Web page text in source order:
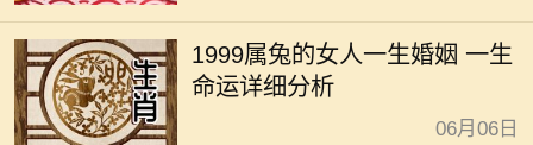
1999属兔的女人一生婚姻 一生
命运详细分析
06月06日